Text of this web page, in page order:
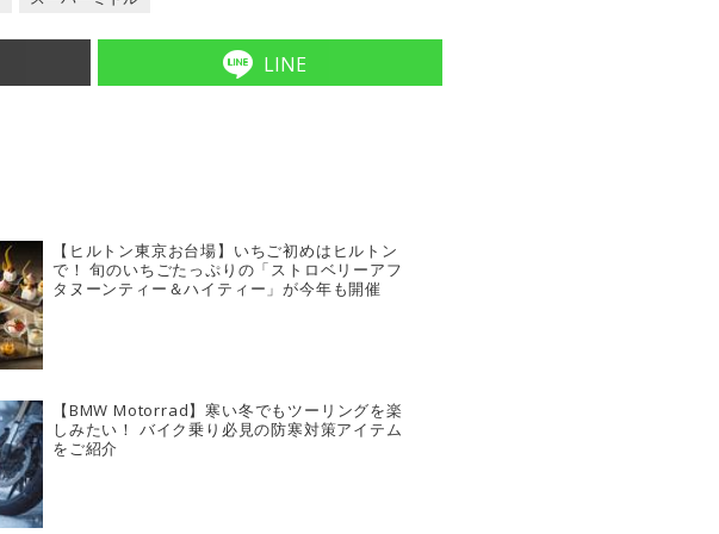
LINE
【ヒルトン東京お台場】いちご初めはヒルトン
で！ 旬のいちごたっぷりの「ストロベリーアフ
タヌーンティー＆ハイティー」が今年も開催
【BMW Motorrad】寒い冬でもツーリングを楽
しみたい！ バイク乗り必見の防寒対策アイテム
をご紹介